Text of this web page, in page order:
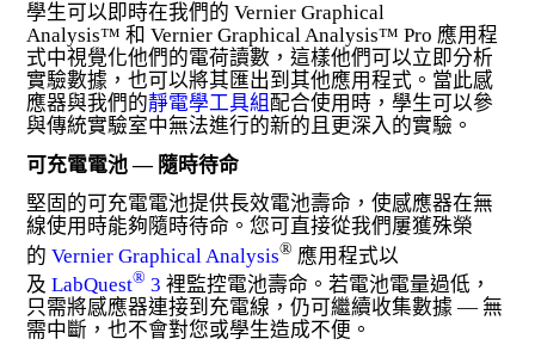
學生可以即時在我們的 Vernier Graphical
Analysis™ 和 Vernier Graphical Analysis™ Pro 應用程
式中視覺化他們的電荷讀數，這樣他們可以立即分析
實驗數據，也可以將其匯出到其他應用程式。當此感
應器與我們的靜電學工具組 配合使用時，學生可以參
與傳統實驗室中無法進行的新的且更深入的實驗。
可充電電池 — 隨時待命
堅固的可充電電池提供長效電池壽命，使感應器在無
線使用時能夠隨時待命。您可直接從我們屢獲殊榮
的Vernier Graphical Analysis® 應用程式以
及LabQuest® 3 裡監控電池壽命。若電池電量過低，
只需將感應器連接到充電線，仍可繼續收集數據 — 無
需中斷，也不會對您或學生造成不便。